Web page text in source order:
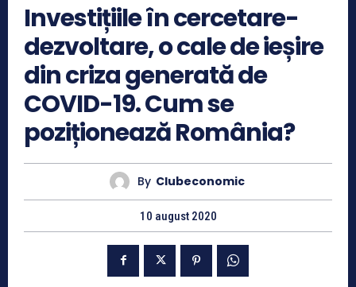
Investițiile în cercetare-
dezvoltare, o cale de ieșire
din criza generată de
COVID-19. Cum se
poziționează România?
By Clubeconomic
10 august 2020